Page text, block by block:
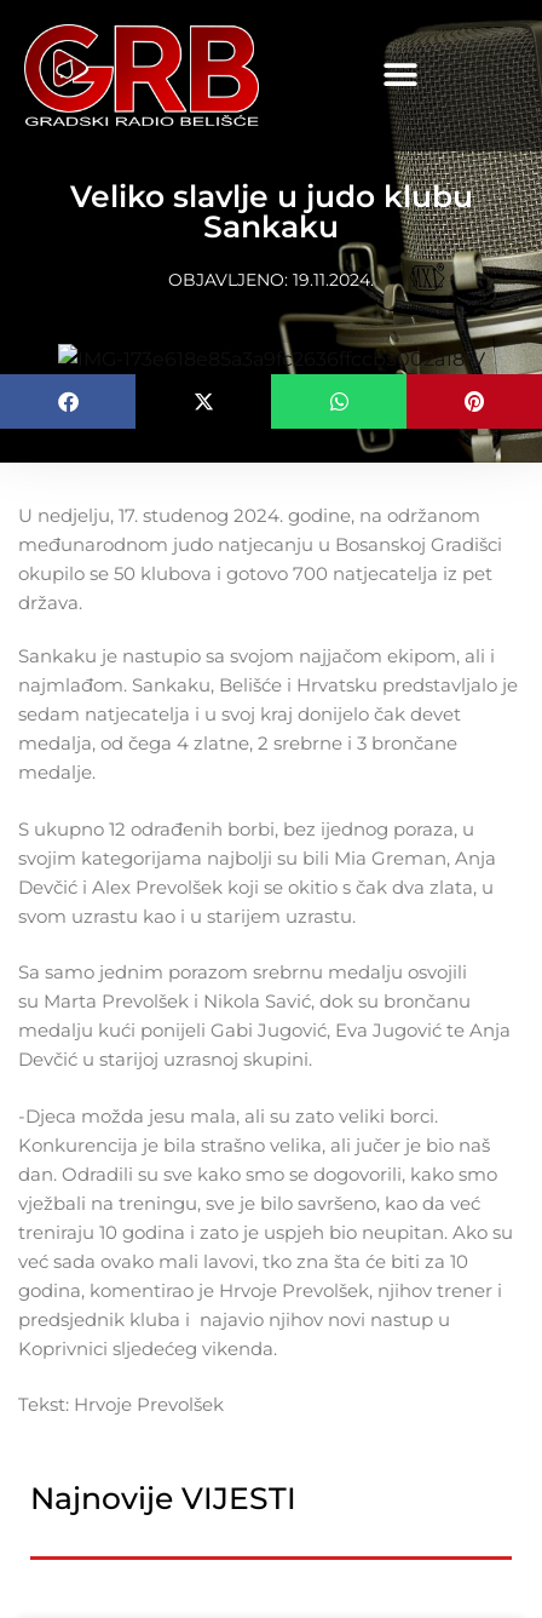
Veliko slavlje u judo klubu
Sankaku
OBJAVLJENO: 19.11.2024.
U nedjelju, 17. studenog 2024. godine, na održanom
međunarodnom judo natjecanju u Bosanskoj Gradišci
okupilo se 50 klubova i gotovo 700 natjecatelja iz pet
država.
Sankaku je nastupio sa svojom najjačom ekipom, ali i
najmlađom. Sankaku, Belišće i Hrvatsku predstavljalo je
sedam natjecatelja i u svoj kraj donijelo čak devet
medalja, od čega 4 zlatne, 2 srebrne i 3 brončane
medalje.
S ukupno 12 odrađenih borbi, bez ijednog poraza, u
svojim kategorijama najbolji su bili Mia Greman, Anja
Devčić i Alex Prevolšek koji se okitio s čak dva zlata, u
svom uzrastu kao i u starijem uzrastu.
Sa samo jednim porazom srebrnu medalju osvojili
su Marta Prevolšek i Nikola Savić, dok su brončanu
medalju kući ponijeli Gabi Jugović, Eva Jugović te Anja
Devčić u starijoj uzrasnoj skupini.
-Djeca možda jesu mala, ali su zato veliki borci.
Konkurencija je bila strašno velika, ali jučer je bio naš
dan. Odradili su sve kako smo se dogovorili, kako smo
vježbali na treningu, sve je bilo savršeno, kao da već
treniraju 10 godina i zato je uspjeh bio neupitan. Ako su
već sada ovako mali lavovi, tko zna šta će biti za 10
godina, komentirao je Hrvoje Prevolšek, njihov trener i
predsjednik kluba i najavio njihov novi nastup u
Koprivnici sljedećeg vikenda.
Tekst: Hrvoje Prevolšek
Najnovije VIJESTI